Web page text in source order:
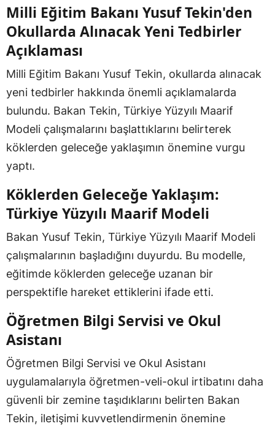
Milli Eğitim Bakanı Yusuf Tekin'den
Okullarda Alınacak Yeni Tedbirler
Açıklaması
Milli Eğitim Bakanı Yusuf Tekin, okullarda alınacak
yeni tedbirler hakkında önemli açıklamalarda
bulundu. Bakan Tekin, Türkiye Yüzyılı Maarif
Modeli çalışmalarını başlattıklarını belirterek
köklerden geleceğe yaklaşımın önemine vurgu
yaptı.
Köklerden Geleceğe Yaklaşım:
Türkiye Yüzyılı Maarif Modeli
Bakan Yusuf Tekin, Türkiye Yüzyılı Maarif Modeli
çalışmalarının başladığını duyurdu. Bu modelle,
eğitimde köklerden geleceğe uzanan bir
perspektifle hareket ettiklerini ifade etti.
Öğretmen Bilgi Servisi ve Okul
Asistanı
Öğretmen Bilgi Servisi ve Okul Asistanı
uygulamalarıyla öğretmen-veli-okul irtibatını daha
güvenli bir zemine taşıdıklarını belirten Bakan
Tekin, iletişimi kuvvetlendirmenin önemine